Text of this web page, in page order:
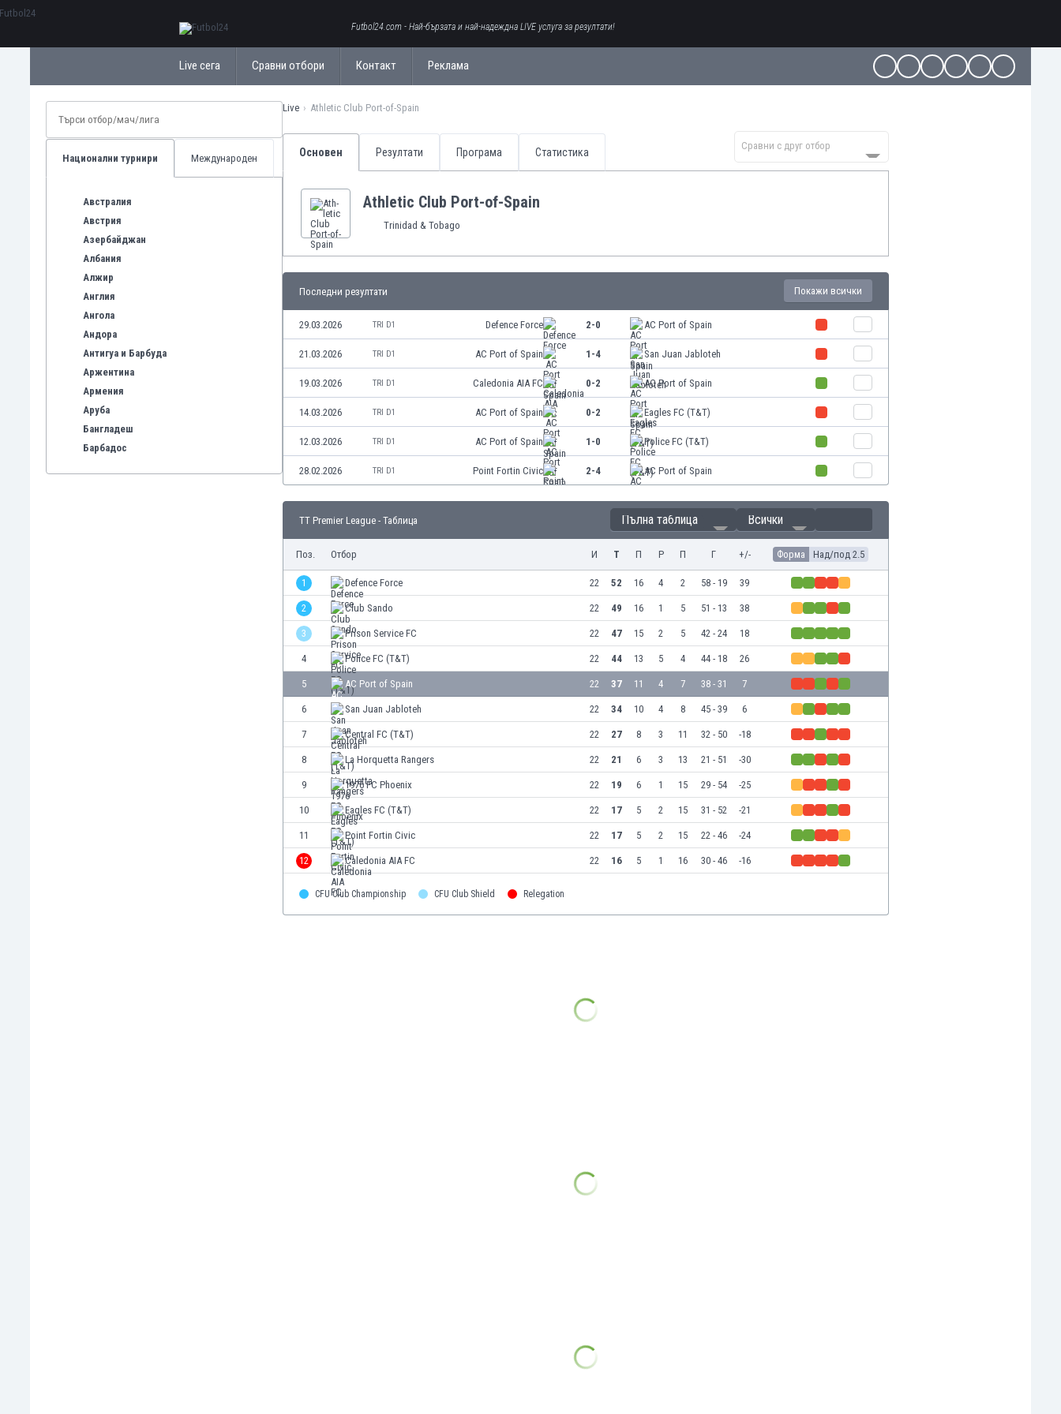
Futbol24.com - Най-бързата и най-надеждна LIVE услуга за резултати!
Live сега Сравни отбори Контакт Реклама
Национални турнири Международен
Австралия
Австрия
Азербайджан
Албания
Алжир
Англия
Ангола
Андора
Антигуа и Барбуда
Аржентина
Армения
Аруба
Бангладеш
Барбадос
Live Ath­let­ic Club Port-of-Spain
Основен Резултати Програма Статистика
Сравни с друг отбор
Ath­let­ic Club Port-of-Spain
Trinidad & Tobago
Последни резултати Покажи всички
29.03.2026 TRI D1 Defence Force 2-0 AC Port of Spain
21.03.2026 TRI D1 AC Port of Spain 1-4 San Juan Jabloteh
19.03.2026 TRI D1 Caledonia AIA FC 0-2 AC Port of Spain
14.03.2026 TRI D1 AC Port of Spain 0-2 Eagles FC (T&T)
12.03.2026 TRI D1 AC Port of Spain 1-0 Police FC (T&T)
28.02.2026 TRI D1 Point Fortin Civic 2-4 AC Port of Spain
TT Premier League - Таблица Пълна таблица Всички
Поз. Отбор И Т П Р П Г +/- Форма Над/под 2.5
1 Defence Force 22 52 16 4 2 58 - 19 39
2 Club Sando 22 49 16 1 5 51 - 13 38
3 Prison Service FC 22 47 15 2 5 42 - 24 18
4 Police FC (T&T) 22 44 13 5 4 44 - 18 26
5 AC Port of Spain 22 37 11 4 7 38 - 31 7
6 San Juan Jabloteh 22 34 10 4 8 45 - 39 6
7 Central FC (T&T) 22 27 8 3 11 32 - 50 -18
8 La Horquetta Rangers 22 21 6 3 13 21 - 51 -30
9 1976 FC Phoenix 22 19 6 1 15 29 - 54 -25
10 Eagles FC (T&T) 22 17 5 2 15 31 - 52 -21
11 Point Fortin Civic 22 17 5 2 15 22 - 46 -24
12 Caledonia AIA FC 22 16 5 1 16 30 - 46 -16
CFU Club Championship CFU Club Shield Relegation